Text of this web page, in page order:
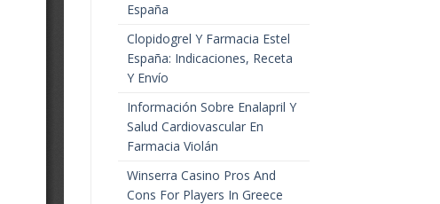
España
Clopidogrel Y Farmacia Estel
España: Indicaciones, Receta
Y Envío
Información Sobre Enalapril Y
Salud Cardiovascular En
Farmacia Violán
Winserra Casino Pros And
Cons For Players In Greece